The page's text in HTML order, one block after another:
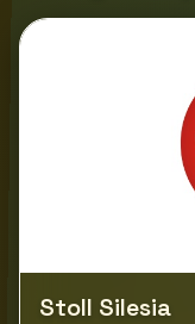
Stoll Silesia